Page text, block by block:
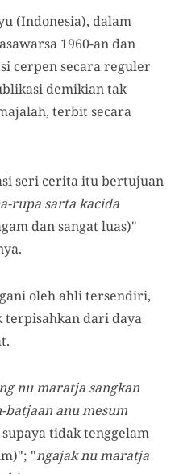
(Indonesia), dalam
1960-an dan
cerpen secara reguler
demikian tak
terbit secara
seri cerita itu bertujuan
rupa sarta kacida
dan sangat luas)"
oleh ahli tersendiri,
terpisahkan dari daya
nu maratja sangkan
anu mesum
tidak tenggelam
"ngajak nu maratja